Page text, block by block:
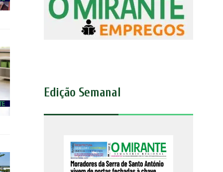
Edição Semanal